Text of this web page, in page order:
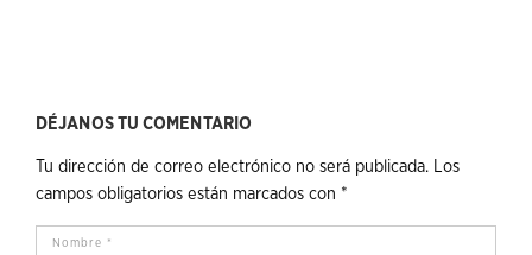
DÉJANOS TU COMENTARIO
Tu dirección de correo electrónico no será publicada. Los
campos obligatorios están marcados con *